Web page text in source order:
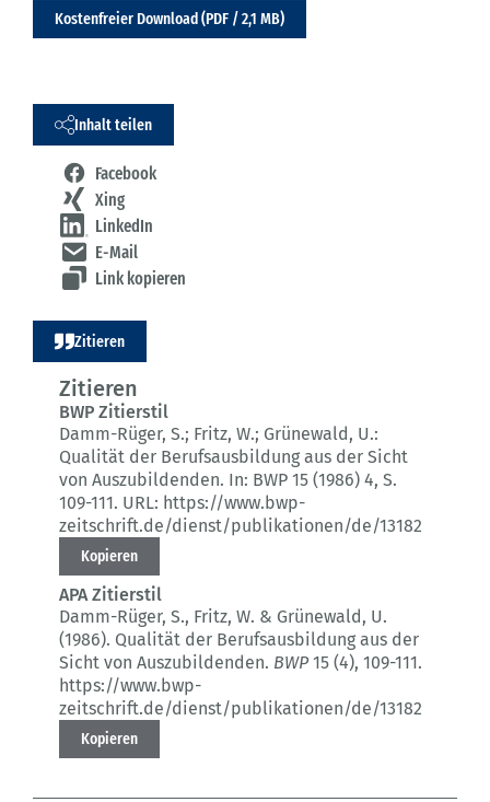
Kostenfreier Download (PDF / 2,1 MB)
Inhalt teilen
Facebook
Xing
LinkedIn
E-Mail
Link kopieren
Zitieren
Zitieren
BWP Zitierstil
Damm-Rüger, S.; Fritz, W.; Grünewald, U.:
Qualität der Berufsausbildung aus der Sicht
von Auszubildenden. In: BWP 15 (1986) 4, S.
109-111. URL: https://www.bwp-
zeitschrift.de/dienst/publikationen/de/13182
Kopieren
APA Zitierstil
Damm-Rüger, S., Fritz, W. & Grünewald, U.
(1986). Qualität der Berufsausbildung aus der
Sicht von Auszubildenden. BWP15 (4), 109-111.
https://www.bwp-
zeitschrift.de/dienst/publikationen/de/13182
Kopieren